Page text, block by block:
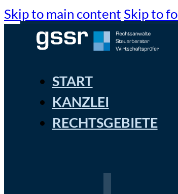
Skip to main content Skip to
START
KANZLEI
RECHTSGEBIETE